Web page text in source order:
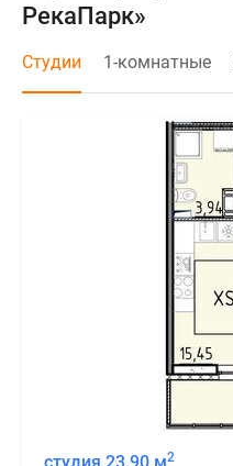
РекаПарк»
Студии 1-комнатные
студия 23,90 м2